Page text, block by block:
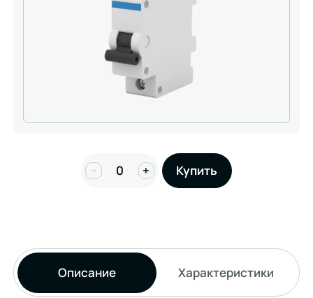
− + Купить
Описание Характеристики